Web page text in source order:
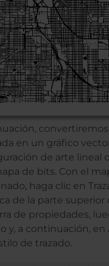
en un gráfico
de arte lineal
de bits. Con el
haga clic en
de la parte superior
de propiedades,
y, a continuación, en
de trazado.